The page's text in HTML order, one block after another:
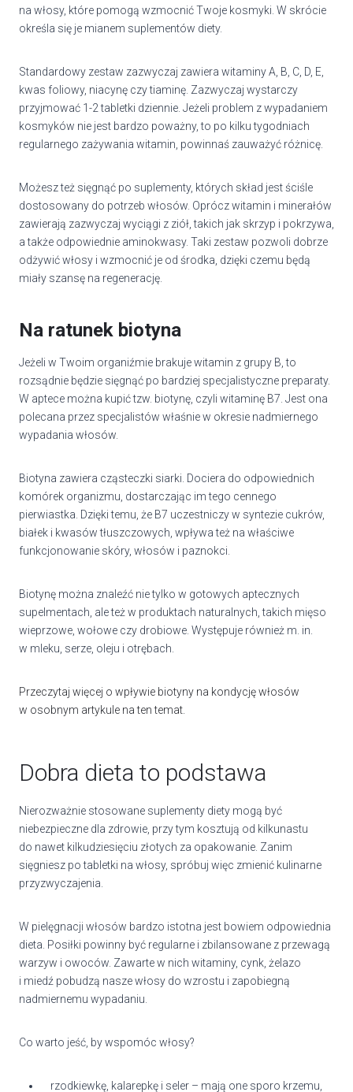
na włosy, które pomogą wzmocnić Twoje kosmyki. W skrócie
określa się je mianem suplementów diety.
Standardowy zestaw zazwyczaj zawiera witaminy A, B, C, D, E,
kwas foliowy, niacynę czy tiaminę. Zazwyczaj wystarczy
przyjmować 1-2 tabletki dziennie. Jeżeli problem z wypadaniem
kosmyków nie jest bardzo poważny, to po kilku tygodniach
regularnego zażywania witamin, powinnaś zauważyć różnicę.
Możesz też sięgnąć po suplementy, których skład jest ściśle
dostosowany do potrzeb włosów. Oprócz witamin i minerałów
zawierają zazwyczaj wyciągi z ziół, takich jak skrzyp i pokrzywa,
a także odpowiednie aminokwasy. Taki zestaw pozwoli dobrze
odżywić włosy i wzmocnić je od środka, dzięki czemu będą
miały szansę na regenerację.
Na ratunek biotyna
Jeżeli w Twoim organiźmie brakuje witamin z grupy B, to
rozsądnie będzie sięgnąć po bardziej specjalistyczne preparaty.
W aptece można kupić tzw. biotynę, czyli witaminę B7. Jest ona
polecana przez specjalistów właśnie w okresie nadmiernego
wypadania włosów.
Biotyna zawiera cząsteczki siarki. Dociera do odpowiednich
komórek organizmu, dostarczając im tego cennego
pierwiastka. Dzięki temu, że B7 uczestniczy w syntezie cukrów,
białek i kwasów tłuszczowych, wpływa też na właściwe
funkcjonowanie skóry, włosów i paznokci.
Biotynę można znaleźć nie tylko w gotowych aptecznych
supelmentach, ale też w produktach naturalnych, takich mięso
wieprzowe, wołowe czy drobiowe. Występuje również m. in.
w mleku, serze, oleju i otrębach.
Przeczytaj więcej o wpływie biotyny na kondycję włosów
w osobnym artykule na ten temat.
Dobra dieta to podstawa
Nierozważnie stosowane suplementy diety mogą być
niebezpieczne dla zdrowie, przy tym kosztują od kilkunastu
do nawet kilkudziesięciu złotych za opakowanie. Zanim
sięgniesz po tabletki na włosy, spróbuj więc zmienić kulinarne
przyzwyczajenia.
W pielęgnacji włosów bardzo istotna jest bowiem odpowiednia
dieta. Posiłki powinny być regularne i zbilansowane z przewagą
warzyw i owoców. Zawarte w nich witaminy, cynk, żelazo
i miedź pobudzą nasze włosy do wzrostu i zapobiegną
nadmiernemu wypadaniu.
Co warto jeść, by wspomóc włosy?
rzodkiewkę, kalarepkę i seler – mają one sporo krzemu,